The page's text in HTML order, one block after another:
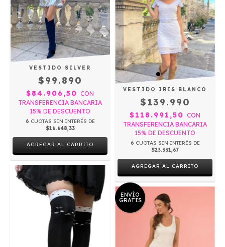
VESTIDO SILVER
$99.890
$84.906,50 CON
TRANSFERENCIA BANCARIA
15% DE DESCUENTO
6 CUOTAS SIN INTERÉS DE
$16.648,33
AGREGAR AL CARRITO
VESTIDO IRIS BLANCO
$139.990
$118.991,50 CON
TRANSFERENCIA BANCARIA
15% DE DESCUENTO
6 CUOTAS SIN INTERÉS DE
$23.331,67
AGREGAR AL CARRITO
ENVÍO
GRATIS